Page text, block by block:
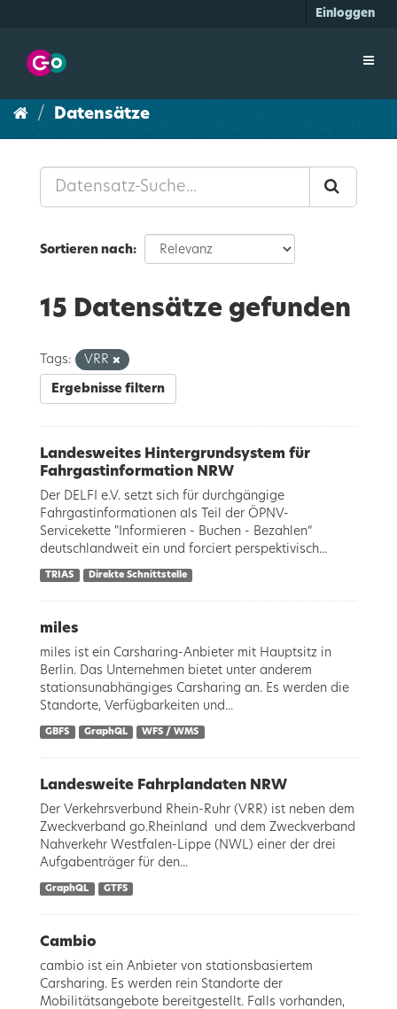
Einloggen
Datensätze
Sortieren nach
15 Datensätze gefunden
Tags: VRR
Ergebnisse filtern
Landesweites Hintergrundsystem für
Fahrgastinformation NRW
Der DELFI e.V. setzt sich für durchgängige
Fahrgastinformationen als Teil der ÖPNV-
Servicekette "Informieren - Buchen - Bezahlen“
deutschlandweit ein und forciert perspektivisch...
TRIAS Direkte Schnittstelle
miles
miles ist ein Carsharing-Anbieter mit Hauptsitz in
Berlin. Das Unternehmen bietet unter anderem
stationsunabhängiges Carsharing an. Es werden die
Standorte, Verfügbarkeiten und...
GBFS GraphQL WFS / WMS
Landesweite Fahrplandaten NRW
Der Verkehrsverbund Rhein-Ruhr (VRR) ist neben dem
Zweckverband go.Rheinland und dem Zweckverband
Nahverkehr Westfalen-Lippe (NWL) einer der drei
Aufgabenträger für den...
GraphQL GTFS
Cambio
cambio ist ein Anbieter von stationsbasiertem
Carsharing. Es werden rein Standorte der
Mobilitätsangebote bereitgestellt. Falls vorhanden,